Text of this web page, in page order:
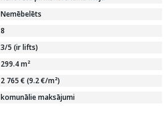
Nemēbelēts
8
3/5 (ir lifts)
299.4 m²
2 765 € (9.2 €/m²)
komunālie maksājumi